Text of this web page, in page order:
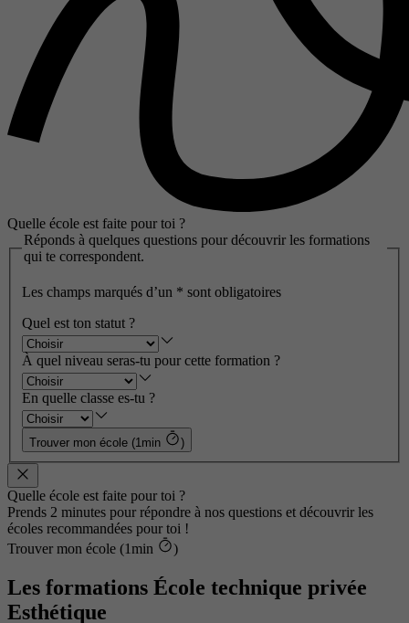
Quelle école est faite pour toi ?
Réponds à quelques questions pour découvrir les formations
qui te correspondent.
Les champs marqués d’un * sont obligatoires
Quel est ton statut ?
À quel niveau seras-tu pour cette formation ?
En quelle classe es-tu ?
Trouver mon école (1min )
Quelle école est faite pour toi ?
Prends 2 minutes pour répondre à nos questions et découvrir les
écoles recommandées pour toi !
Trouver mon école (1min
)
Les formations École technique privée
Esthétique